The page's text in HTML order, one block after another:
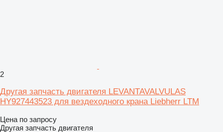
2
Другая запчасть двигателя LEVANTAVALVULAS
HY927443523 для вездеходного крана Liebherr LTM
Цена по запросу
Другая запчасть двигателя